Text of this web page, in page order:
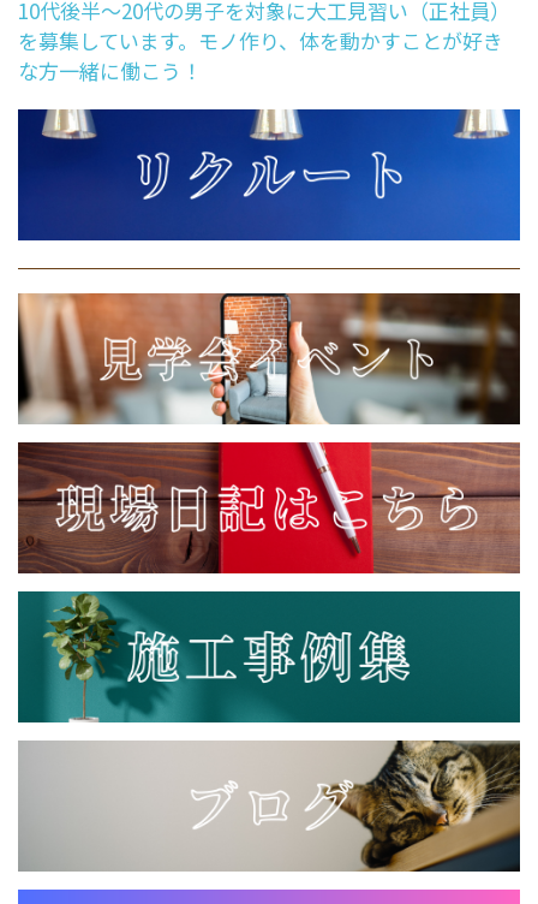
10代後半～20代の男子を対象に大工見習い（正社員）
を募集しています。モノ作り、体を動かすことが好き
な方一緒に働こう！